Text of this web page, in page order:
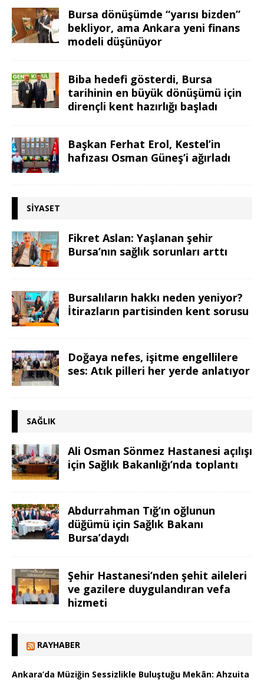
Bursa dönüşümde “yarısı bizden”
bekliyor, ama Ankara yeni finans
modeli düşünüyor
Biba hedefi gösterdi, Bursa
tarihinin en büyük dönüşümü için
dirençli kent hazırlığı başladı
Başkan Ferhat Erol, Kestel’in
hafızası Osman Güneş’i ağırladı
SIYASET
Fikret Aslan: Yaşlanan şehir
Bursa’nın sağlık sorunları arttı
Bursalıların hakkı neden yeniyor?
İtirazların partisinden kent sorusu
Doğaya nefes, işitme engellilere
ses: Atık pilleri her yerde anlatıyor
SAĞLIK
Ali Osman Sönmez Hastanesi açılışı
için Sağlık Bakanlığı’nda toplantı
Abdurrahman Tığ’ın oğlunun
düğümü için Sağlık Bakanı
Bursa’daydı
Şehir Hastanesi’nden şehit aileleri
ve gazilere duygulandıran vefa
hizmeti
RAYHABER
Ankara’da Müziğin Sessizlikle Buluştuğu Mekân: Ahzuita